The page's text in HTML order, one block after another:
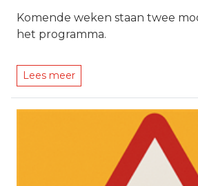
Komende weken staan twee
het programma.
Lees meer